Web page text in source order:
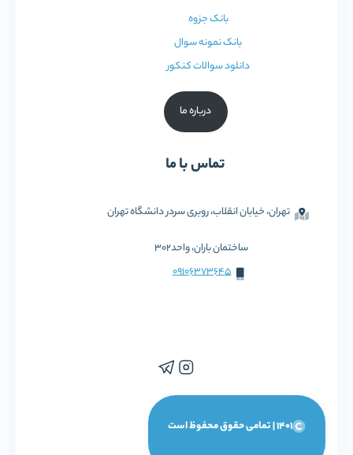
بانک جزوه
بانک نمونه سوال
دانلود سوالات کنکور
درباره ما
تماس با ما
تهران، خیابان انقلاب، روبری سردر دانشگاه تهران
ساختمان باران، واحد302
09106373645
1401 | تمامی حقوق محفوظ است